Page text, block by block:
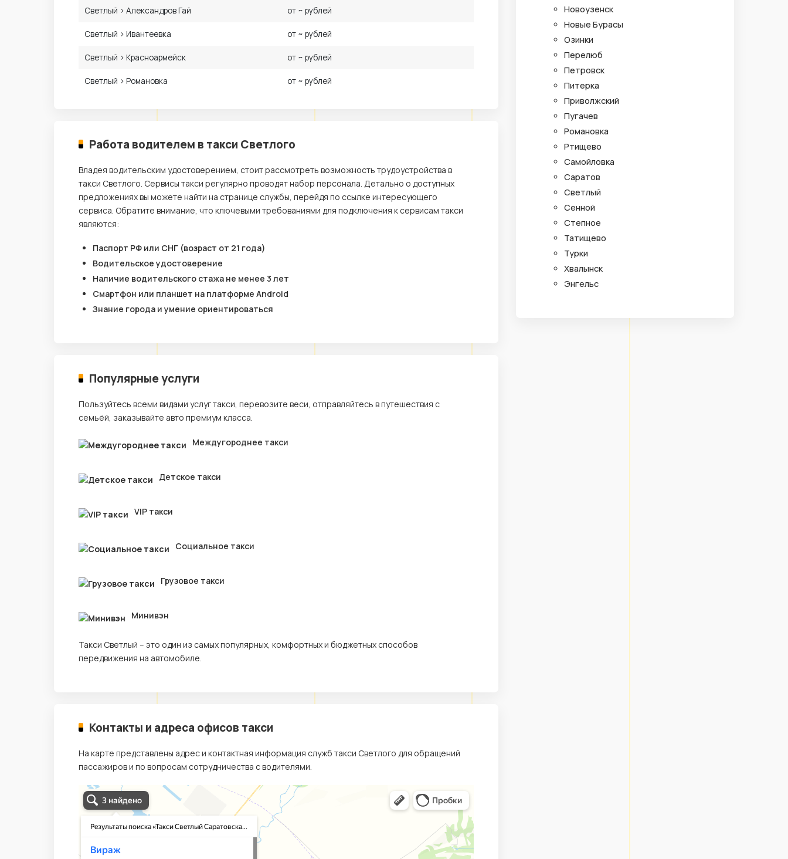
Светлый › Александров Гай от ~ рублей
Светлый › Ивантеевка от ~ рублей
Светлый › Красноармейск от ~ рублей
Светлый › Романовка от ~ рублей
Работа водителем в такси Светлого
Владея водительским удостоверением, стоит рассмотреть возможность трудоустройства в
такси Светлого. Сервисы такси регулярно проводят набор персонала. Детально о доступных
предложениях вы можете найти на странице службы, перейдя по ссылке интересующего
сервиса. Обратите внимание, что ключевыми требованиями для подключения к сервисам такси
являются:
Паспорт РФ или СНГ (возраст от 21 года)
Водительское удостоверение
Наличие водительского стажа не менее 3 лет
Смартфон или планшет на платформе Android
Знание города и умение ориентироваться
Популярные услуги
Пользуйтесь всеми видами услуг такси, перевозите веси, отправляйтесь в путешествия с
семьёй, заказывайте авто премиум класса.
Междугороднее такси
Детское такси
VIP такси
Социальное такси
Грузовое такси
Минивэн
Такси Светлый – это один из самых популярных, комфортных и бюджетных способов
передвижения на автомобиле.
Контакты и адреса офисов такси
На карте представлены адрес и контактная информация служб такси Светлого для обращений
пассажиров и по вопросам сотрудничества с водителями.
Новоузенск
Новые Бурасы
Озинки
Перелюб
Петровск
Питерка
Приволжский
Пугачев
Романовка
Ртищево
Самойловка
Саратов
Светлый
Сенной
Степное
Татищево
Турки
Хвалынск
Энгельс